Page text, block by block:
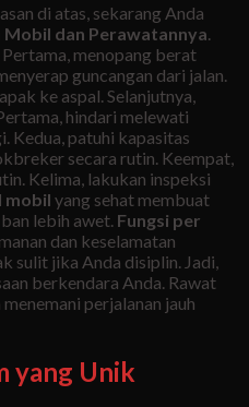
di atas, sekarang Anda
Mobil dan Perawatannya.
Pertama, menopang berat
guncangan dari jalan.
ke aspal. Selanjutnya,
hindari melewati
Kedua, patuhi kapasitas
secara rutin. Keempat,
Kelima, lakukan inspeksi
mobil yang sehat membuat
lebih awet. Fungsi per
dan keselamatan
sulit jika Anda disiplin. Jadi,
berkendara Anda. Rawat
perjalanan jauh
yang Unik